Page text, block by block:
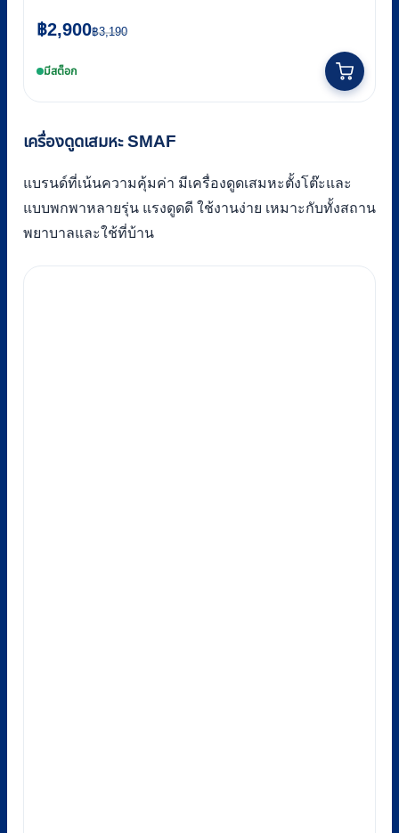
฿3,190
Original
was:
฿3,190.
฿2,900
Current
is:
฿2,900.
มีสต็อก
เครื่องดูดเสมหะ SMAF
แบรนด์ที่เน้นความคุ้มค่า มีเครื่องดูดเสมหะตั้งโต๊ะและ
แบบพกพาหลายรุ่น แรงดูดดี ใช้งานง่าย เหมาะกับทั้งสถาน
พยาบาลและใช้ที่บ้าน